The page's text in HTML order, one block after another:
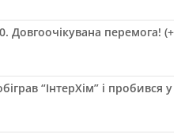
Довгоочікувана перемога! (+
“ІнтерХім” і пробився у